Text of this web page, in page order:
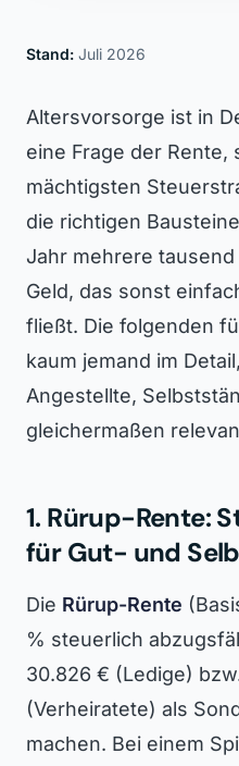
Stand: Juli 2026
Altersvorsorge ist in
eine Frage der
mächtigsten
die richtigen
Jahr mehrere
Geld, das sonst
fließt. Die folgenden
kaum jemand im
Angestellte,
gleichermaßen
1. Rürup-Rente:
für Gut- und
Die Rürup-Rente
% steuerlich
30.826 € (Ledige)
(Verheiratete) als
machen. Bei einem